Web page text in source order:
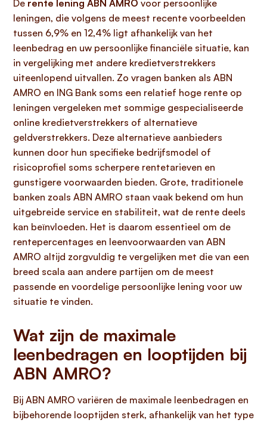
De rente lening ABN AMRO voor persoonlijke
leningen, die volgens de meest recente voorbeelden
tussen 6,9% en 12,4% ligt afhankelijk van het
leenbedrag en uw persoonlijke financiële situatie, kan
in vergelijking met andere kredietverstrekkers
uiteenlopend uitvallen. Zo vragen banken als ABN
AMRO en ING Bank soms een relatief hoge rente op
leningen vergeleken met sommige gespecialiseerde
online kredietverstrekkers of alternatieve
geldverstrekkers. Deze alternatieve aanbieders
kunnen door hun specifieke bedrijfsmodel of
risicoprofiel soms scherpere rentetarieven en
gunstigere voorwaarden bieden. Grote, traditionele
banken zoals ABN AMRO staan vaak bekend om hun
uitgebreide service en stabiliteit, wat de rente deels
kan beïnvloeden. Het is daarom essentieel om de
rentepercentages en leenvoorwaarden van ABN
AMRO altijd zorgvuldig te vergelijken met die van een
breed scala aan andere partijen om de meest
passende en voordelige persoonlijke lening voor uw
situatie te vinden.
Wat zijn de maximale
leenbedragen en looptijden bij
ABN AMRO?
Bij ABN AMRO variëren de maximale leenbedragen en
bijbehorende looptijden sterk, afhankelijk van het type